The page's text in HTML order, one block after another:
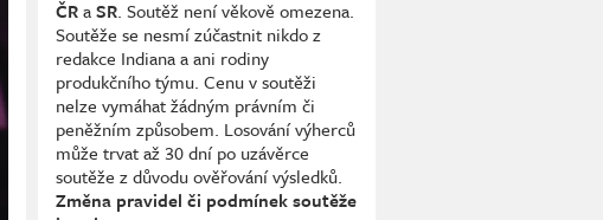
ČRaSR. Soutěž není věkově omezena.
Soutěže se nesmí zúčastnit nikdo z
redakce Indiana a ani rodiny
produkčního týmu. Cenu v soutěži
nelze vymáhat žádným právním či
peněžním způsobem. Losování výherců
může trvat až 30 dní po uzávěrce
soutěže z důvodu ověřování výsledků.
Změna pravidel či podmínek soutěže